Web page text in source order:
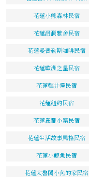
花蓮小熊森林民宿
花蓮洄瀾雅舍民宿
花蓮曼普勒斯咖啡民宿
花蓮歐洲之星民宿
花蓮輕井澤民宿
花蓮紐約民宿
花蓮麗都小築民宿
花蓮生活故事風格民宿
花蓮小鯨魚民宿
花蓮太魯閣小魚的家民宿